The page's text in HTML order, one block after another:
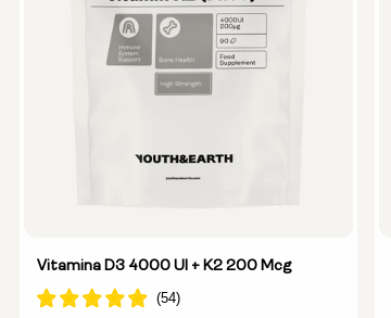
Vitamina D3 4000 UI + K2 200 Mcg